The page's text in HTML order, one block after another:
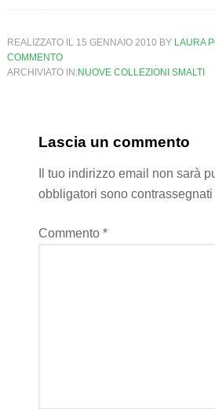
REALIZZATO IL 15 GENNAIO 2010 BY LAURA
COMMENTO
ARCHIVIATO IN:NUOVE COLLEZIONI SMALTI
Lascia un commento
Il tuo indirizzo email non sarà
obbligatori sono contrassegnati
Commento *